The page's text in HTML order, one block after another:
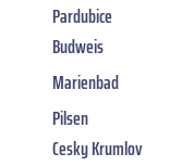
Pardubice
Budweis
Marienbad
Pilsen
Cesky Krumlov